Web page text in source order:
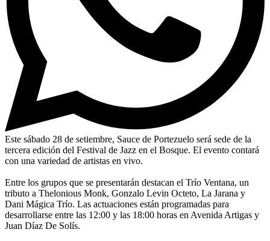
Este sábado 28 de setiembre, Sauce de Portezuelo será sede de la
tercera edición del Festival de Jazz en el Bosque. El evento contará
con una variedad de artistas en vivo.
Entre los grupos que se presentarán destacan el Trío Ventana, un
tributo a Thelonious Monk, Gonzalo Levin Octeto, La Jarana y
Dani Mágica Trío. Las actuaciones están programadas para
desarrollarse entre las 12:00 y las 18:00 horas en Avenida Artigas y
Juan Díaz De Solís.